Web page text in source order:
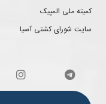
کمیته ملی المپیک
سایت شورای کشتی آسیا